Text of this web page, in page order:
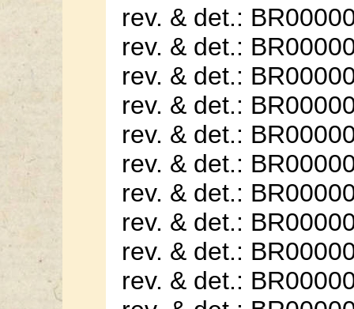
rev. & det.:
rev. & det.:
rev. & det.:
rev. & det.:
rev. & det.:
rev. & det.:
rev. & det.:
rev. & det.:
rev. & det.:
rev. & det.: